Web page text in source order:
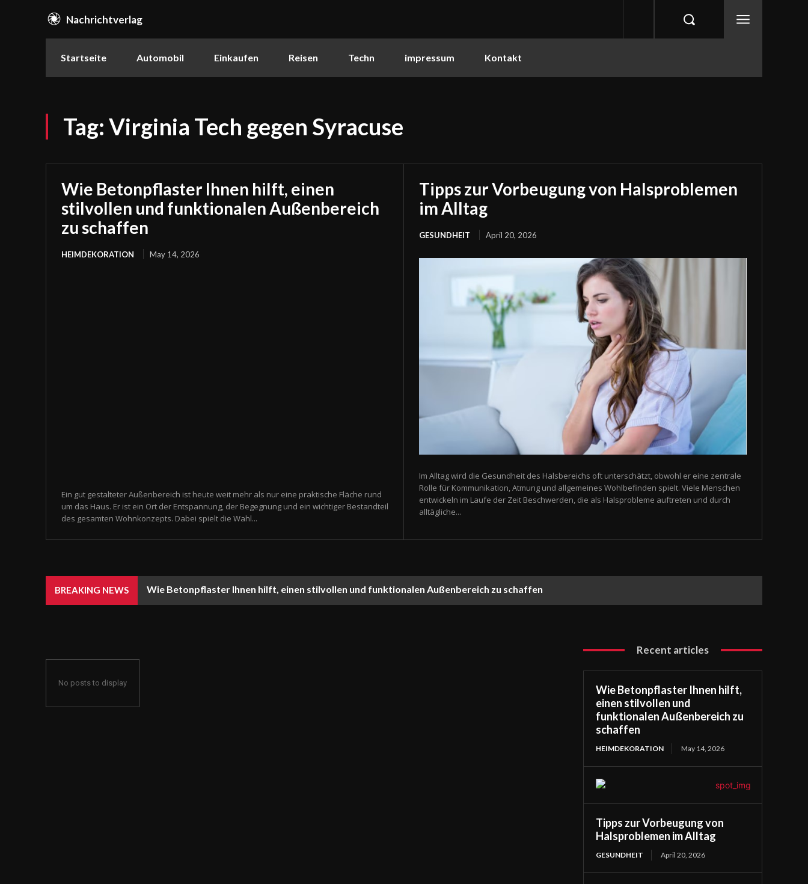
Nachrichtverlag
Startseite Automobil Einkaufen Reisen Techn impressum Kontakt
Tag:Virginia Tech gegen Syracuse
Wie Betonpflaster Ihnen hilft, einen
stilvollen und funktionalen Außenbereich
zu schaffen
HEIMDEKORATION May 14, 2026
Ein gut gestalteter Außenbereich ist heute weit mehr als nur eine praktische Fläche rund
um das Haus. Er ist ein Ort der Entspannung, der Begegnung und ein wichtiger Bestandteil
des gesamten Wohnkonzepts. Dabei spielt die Wahl...
Tipps zur Vorbeugung von Halsproblemen
im Alltag
GESUNDHEIT April 20, 2026
Im Alltag wird die Gesundheit des Halsbereichs oft unterschätzt, obwohl er eine zentrale
Rolle für Kommunikation, Atmung und allgemeines Wohlbefinden spielt. Viele Menschen
entwickeln im Laufe der Zeit Beschwerden, die als Halsprobleme auftreten und durch
alltägliche...
BREAKING NEWS Wie Betonpflaster Ihnen hilft, einen stilvollen und funktionalen Außenbereich zu schaffen
No posts to display
Recent articles
Wie Betonpflaster Ihnen hilft,
einen stilvollen und
funktionalen Außenbereich zu
schaffen
HEIMDEKORATION May 14, 2026
Tipps zur Vorbeugung von
Halsproblemen im Alltag
GESUNDHEIT April 20, 2026